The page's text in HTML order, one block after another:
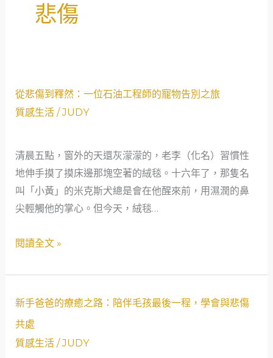
悲傷
從悲傷到釋然：一位石油工程師的寵物告別之旅
質感生活/JUDY
清晨五點，窗外的天還灰濛濛的，老李（化名）習慣性
地伸手摸了摸床邊那塊空著的絨毯。十六年了，那隻名
叫「小黃」的米克斯犬總是會在他醒來前，用濕潤的鼻
尖輕觸他的掌心。但今天，絨毯…
從
悲
釋
然：
一
位
油
師
的
寵
閱讀全文 »
新手爸爸的療癒之路：陪伴毛孩最後一程，學會與悲傷
共處
質感生活/JUDY
新
爸